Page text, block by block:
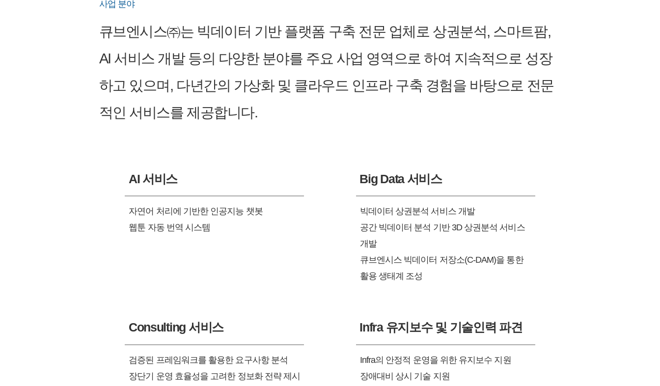
사업 분야
큐브엔시스㈜는 빅데이터 기반 플랫폼 구축 전문 업체로 상권분석, 스마트팜,
AI 서비스 개발 등의 다양한 분야를 주요 사업 영역으로 하여 지속적으로 성장
하고 있으며, 다년간의 가상화 및 클라우드 인프라 구축 경험을 바탕으로 전문
적인 서비스를 제공합니다.
AI 서비스
자연어 처리에 기반한 인공지능 챗봇
웹툰 자동 번역 시스템
Big Data 서비스
빅데이터 상권분석 서비스 개발
공간 빅데이터 분석 기반 3D 상권분석 서비스
개발
큐브엔시스 빅데이터 저장소(C-DAM)을 통한
활용 생태계 조성
Consulting 서비스
검증된 프레임워크를 활용한 요구사항 분석
장단기 운영 효율성을 고려한 정보화 전략 제시
Infra 유지보수 및 기술인력 파견
Infra의 안정적 운영을 위한 유지보수 지원
장애대비 상시 기술 지원